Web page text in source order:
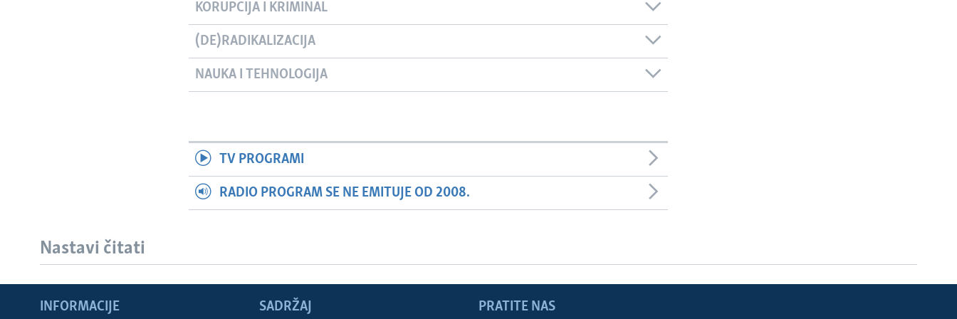
KORUPCIJA I KRIMINAL
(DE)RADIKALIZACIJA
NAUKA I TEHNOLOGIJA
TV PROGRAMI
RADIO PROGRAM SE NE EMITUJE OD 2008.
Nastavi čitati
PRATITE NAS
INFORMACIJE SADRŽAJ